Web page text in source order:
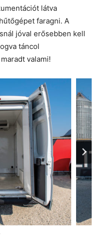
látva
faragni. A
jóval erősebben kell
táncol
valami!